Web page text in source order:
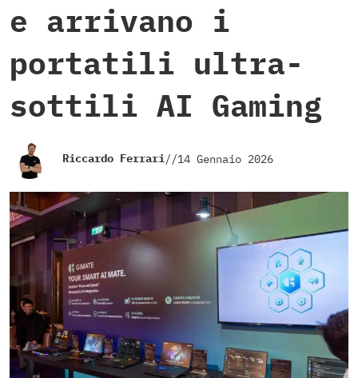
e arrivano i
portatili ultra-
sottili AI Gaming
Riccardo Ferrari//14 Gennaio 2026